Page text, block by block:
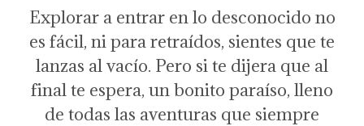
Explorar a entrar en lo desconocido no
es fácil, ni para retraídos, sientes que te
lanzas al vacío. Pero si te dijera que al
final te espera, un bonito paraíso, lleno
de todas las aventuras que siempre